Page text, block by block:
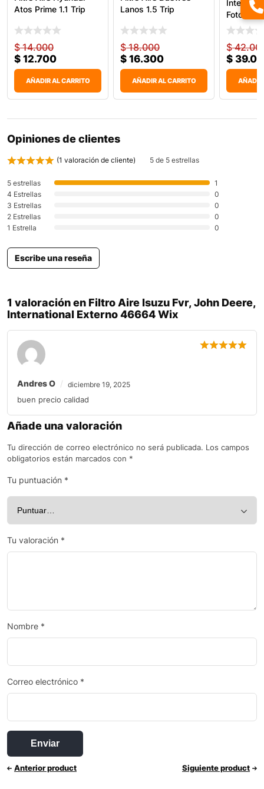
Atos Prime 1.1 Trip
$14.000
$ 12.700
AÑADIR AL CARRITO
Lanos 1.5 Trip
$18.000
$ 16.300
AÑADIR AL CARRITO
Foton
51820
$
$
AÑADIR
Opiniones de clientes
(1 valoración de cliente) 5 de 5 estrellas
5 estrellas
1
4 Estrellas
0
3 Estrellas
0
2 Estrellas
0
1 Estrella
0
Escribe una reseña
1 valoración en Filtro Aire Isuzu Fvr, John Deere,
International Externo 46664 Wix
Andres O diciembre 19, 2025
buen precio calidad
Añade una valoración
Tu dirección de correo electrónico no será publicada. Los campos
obligatorios están marcados con *
Tu puntuación *
Tu valoración *
Nombre *
Correo electrónico *
Anterior product Siguiente product